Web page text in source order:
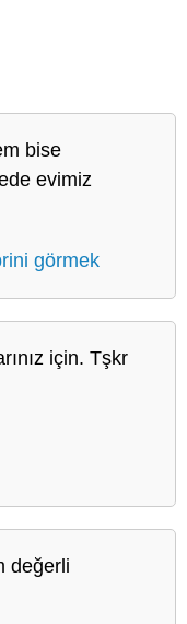
bise
evimiz
görmek
için. Tşkr
değerli